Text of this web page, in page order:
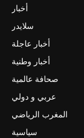
أخبار
سلايدر
أخبار عاجلة
أخبار وطنية
صحافة عالمية
عربي و دولي
المغرب الرياضي
سياسية